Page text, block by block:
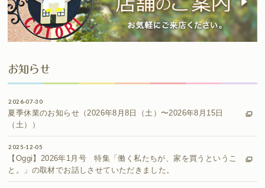
お知らせ
2026-07-30
夏季休業のお知らせ（2026年8月8日（土）〜2026年8月15日
（土））
2025-12-05
【Oggi】2026年1月号 特集「働く私たちが、家を買うというこ
と。」の取材でお話しさせていただきました。